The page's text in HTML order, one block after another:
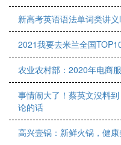
新高考英语语法单词类讲
2021我要去米兰全国
农业农村部：2020年电商
事情闹大了！蔡英文没料
论的话
高兴壹锅：新鲜火锅，健